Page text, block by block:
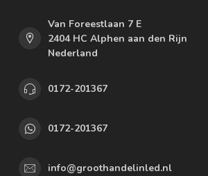
Van Foreestlaan 7 E
2404 HC Alphen aan den Rijn
Nederland
0172-201367
0172-201367
info@groothandelinled.nl